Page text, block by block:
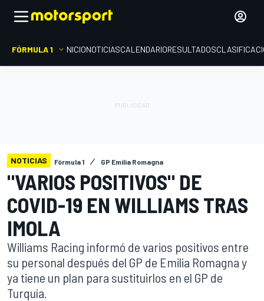
FÓRMULA 1 INICIONOTICIASCALENDARIORESULTADOS
NOTICIAS Fórmula 1 GP Emilia Romagna
"VARIOS POSITIVOS" DE
COVID-19 EN WILLIAMS TRAS
IMOLA
Williams Racing informó de varios positivos entre
su personal después del GP de Emilia Romagna y
ya tiene un plan para sustituirlos en el GP de
Turquía.